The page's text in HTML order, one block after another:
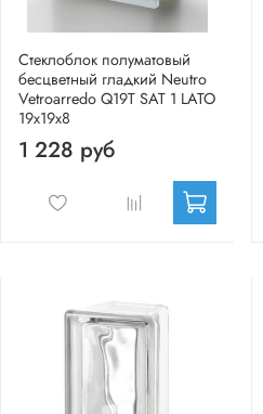
Стеклоблок полуматовый
бесцветный гладкий Neutro
Vetroarredo Q19T SAT 1 LATO
19x19x8
1 228 руб